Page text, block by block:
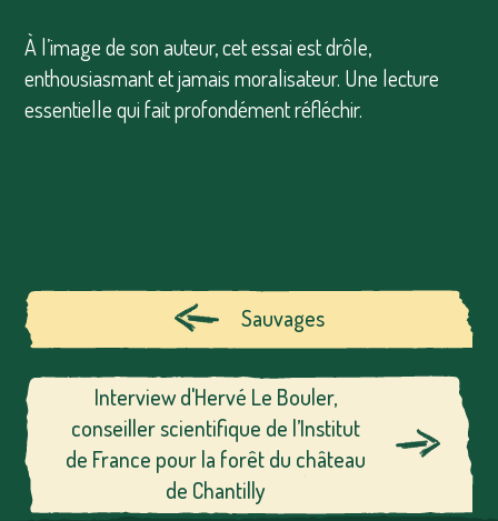
À l’image de son auteur, cet essai est drôle,
enthousiasmant et jamais moralisateur. Une lecture
essentielle qui fait profondément réfléchir.
Sauvages
Interview d'Hervé Le Bouler,
conseiller scientifique de l’Institut
de France pour la forêt du château
de Chantilly